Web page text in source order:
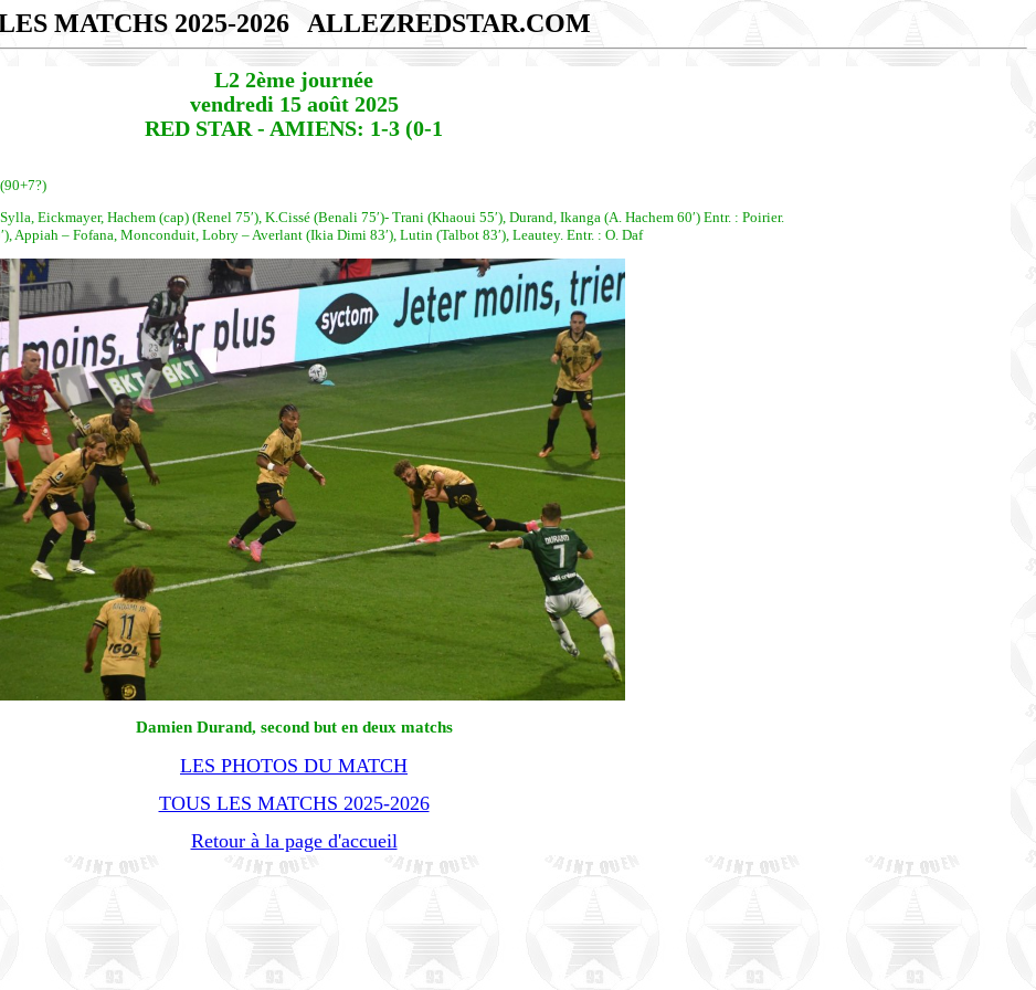
MATCHS 2025-2026 ALLEZREDSTAR.COM
L2 2ème journée
vendredi 15 août 2025
RED STAR - AMIENS: 1-3 (0-1
Eickmayer, Hachem (cap) (Renel 75′), K.Cissé (Benali 75′)- Trani (Khaoui 55′), Durand, Ikanga (A. Hachem 60′) Entr. : Poirier.
Appiah – Fofana, Monconduit, Lobry – Averlant (Ikia Dimi 83′), Lutin (Talbot 83′), Leautey. Entr. : O. Daf
Damien Durand, second but en deux matchs
LES PHOTOS DU MATCH
TOUS LES MATCHS 2025-2026
Retour à la page d'accueil